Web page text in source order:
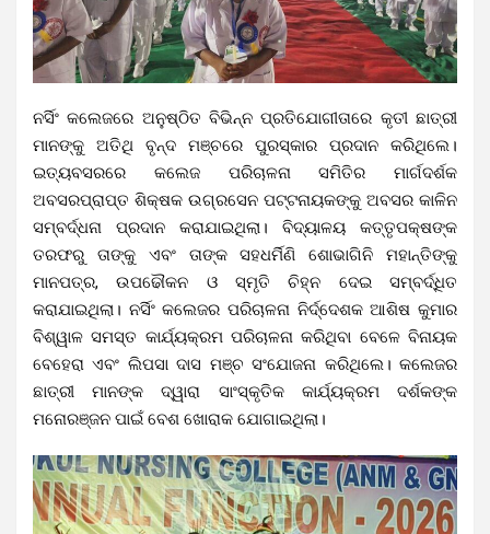
ନର୍ସିଂ କଲେଜରେ ଅନୁଷ୍ଠିତ ବିଭିନ୍ନ ପ୍ରତିଯୋଗୀତାରେ କୃତୀ ଛାତ୍ରୀ
ମାନଙ୍କୁ ଅତିଥି ବୃନ୍ଦ ମଞ୍ଚରେ ପୁରସ୍କାର ପ୍ରଦାନ କରିଥିଲେ।
ଇତ୍ୟବସରରେ କଲେଜ ପରିଚାଳନା ସମିତିର ମାର୍ଗଦର୍ଶକ
ଅବସରପ୍ରାପ୍ତ ଶିକ୍ଷକ ଉଗ୍ରସେନ ପଟ୍ଟନାୟକଙ୍କୁ ଅବସର କାଳିନ
ସମ୍ବର୍ଦ୍ଧନା ପ୍ରଦାନ କରାଯାଇଥିଲା। ବିଦ୍ୟାଳୟ କତ୍ତୃପକ୍ଷଙ୍କ
ତରଫରୁ ତାଙ୍କୁ ଏବଂ ତାଙ୍କ ସହଧର୍ମିଣି ଶୋଭାଗିନି ମହାନ୍ତିଙ୍କୁ
ମାନପତ୍ର, ଉପଢୌକନ ଓ ସ୍ମୃତି ଚିହ୍ନ ଦେଇ ସମ୍ବର୍ଦ୍ଧିତ
କରାଯାଇଥିଲା। ନର୍ସିଂ କଲେଜର ପରିଚାଳନା ନିର୍ଦ୍ଦେଶକ ଆଶିଷ କୁମାର
ବିଶ୍ୱାଳ ସମସ୍ତ କାର୍ଯ୍ୟକ୍ରମ ପରିଚାଳନା କରିଥିବା ବେଳେ ବିନାୟକ
ବେହେରା ଏବଂ ଲିପସା ଦାସ ମଞ୍ଚ ସଂଯୋଜନା କରିଥିଲେ। କଲେଜର
ଛାତ୍ରୀ ମାନଙ୍କ ଦ୍ୱାରା ସାଂସ୍କୃତିକ କାର୍ଯ୍ୟକ୍ରମ ଦର୍ଶକଙ୍କ
ମନୋରଞ୍ଜନ ପାଇଁ ବେଶ ଖୋରାକ ଯୋଗାଇଥିଲା।